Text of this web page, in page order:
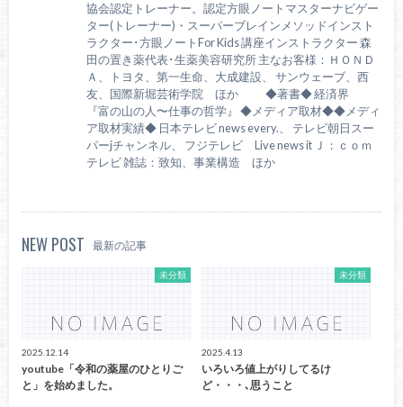
協会認定トレーナー。認定方眼ノートマスターナビゲー
ター(トレーナー)・スーパーブレインメソッドインスト
ラクター･方眼ノートFor Kids 講座インストラクター 森
田の置き薬代表･生薬美容研究所 主なお客様：ＨＯＮＤ
Ａ、トヨタ、第一生命、大成建設、 サンウェーブ、西
友、国際新堀芸術学院 ほか ◆著書◆ 経済界
『富の山の人〜仕事の哲学』 ◆メディア取材◆◆メディ
ア取材実績◆ 日本テレビ news every.、 テレビ朝日スー
パーjチャンネル、 フジテレビ Live news it Ｊ：ｃｏｍ
テレビ 雑誌：致知、事業構造 ほか
NEW POST 最新の記事
未分類
2025.12.14
youtube「令和の薬屋のひとりご
と」を始めました。
未分類
2025.4.13
いろいろ値上がりしてるけ
ど・・・､思うこと